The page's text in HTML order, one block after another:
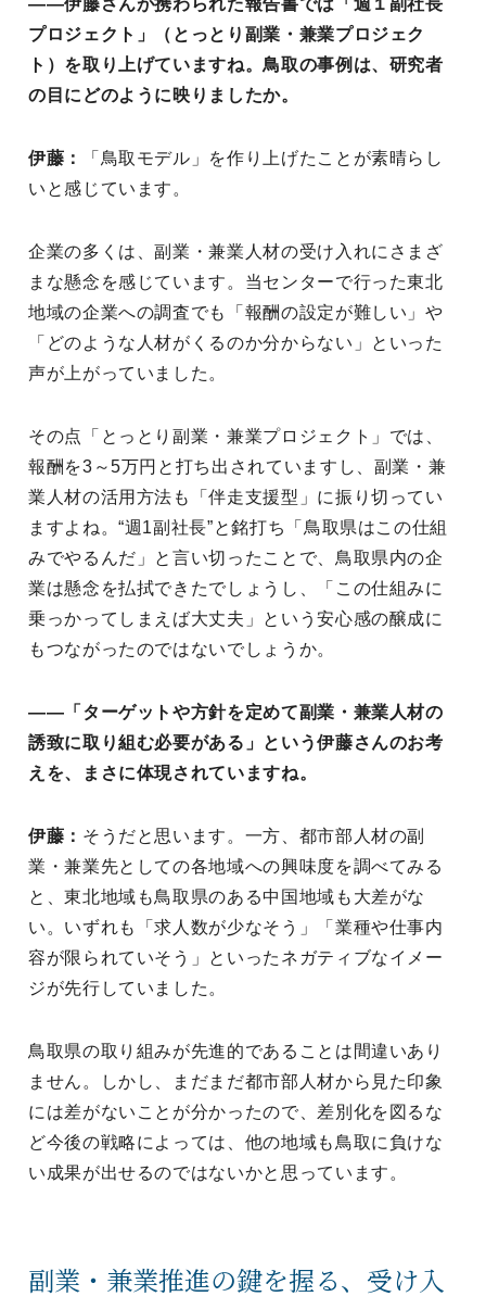
――伊藤さんが携わられた報告書では「週１副社長
プロジェクト」（とっとり副業・兼業プロジェク
ト）を取り上げていますね。鳥取の事例は、研究者
の目にどのように映りましたか。
伊藤：
「鳥取モデル」を作り上げたことが素晴らし
いと感じています。
企業の多くは、副業・兼業人材の受け入れにさまざ
まな懸念を感じています。当センターで行った東北
地域の企業への調査でも「報酬の設定が難しい」や
「どのような人材がくるのか分からない」といった
声が上がっていました。
その点「とっとり副業・兼業プロジェクト」では、
報酬を3～5万円と打ち出されていますし、副業・兼
業人材の活用方法も「伴走支援型」に振り切ってい
ますよね。“週1副社長”と銘打ち「鳥取県はこの仕組
みでやるんだ」と言い切ったことで、鳥取県内の企
業は懸念を払拭できたでしょうし、「この仕組みに
乗っかってしまえば大丈夫」という安心感の醸成に
もつながったのではないでしょうか。
――「ターゲットや方針を定めて副業・兼業人材の
誘致に取り組む必要がある」という伊藤さんのお考
えを、まさに体現されていますね。
伊藤： そうだと思います。一方、都市部人材の副
業・兼業先としての各地域への興味度を調べてみる
と、東北地域も鳥取県のある中国地域も大差がな
い。いずれも「求人数が少なそう」「業種や仕事内
容が限られていそう」といったネガティブなイメー
ジが先行していました。
鳥取県の取り組みが先進的であることは間違いあり
ません。しかし、まだまだ都市部人材から見た印象
には差がないことが分かったので、差別化を図るな
ど今後の戦略によっては、他の地域も鳥取に負けな
い成果が出せるのではないかと思っています。
副業・兼業推進の鍵を握る、受け入